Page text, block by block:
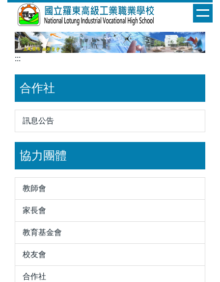
:::
合作社
訊息公告
協力團體
教師會
家長會
教育基金會
校友會
合作社